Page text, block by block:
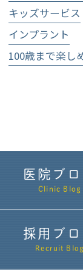
キッズサービス
インプラント
100歳まで楽し
医院ブ
Clinic Blog
採用ブ
Recruit Blog